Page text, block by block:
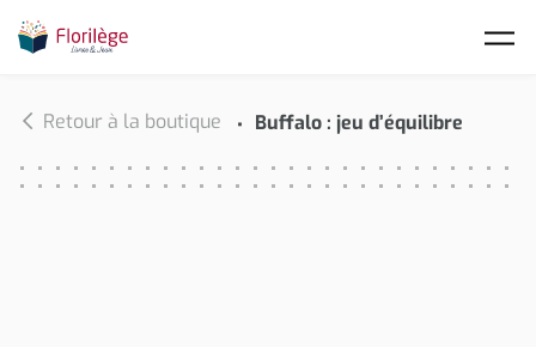
Retour à la boutique Buffalo : jeu d’équilibre